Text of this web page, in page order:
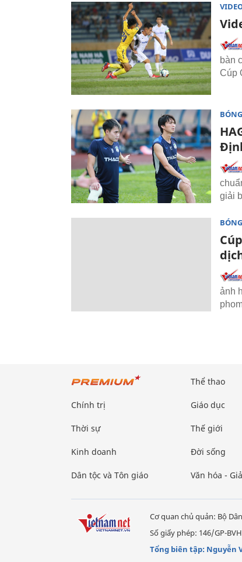
bàn
Cúp
giải
ảnh
Chính trị
Thời sự
Kinh doanh
Dân tộc và Tôn giáo
Thể thao
Giáo dục
Thế giới
Đời sống
Văn hóa -
Cơ quan chủ quản: Bộ
Số giấy phép: 146/GP-
Tổng biên tập: Nguyễn